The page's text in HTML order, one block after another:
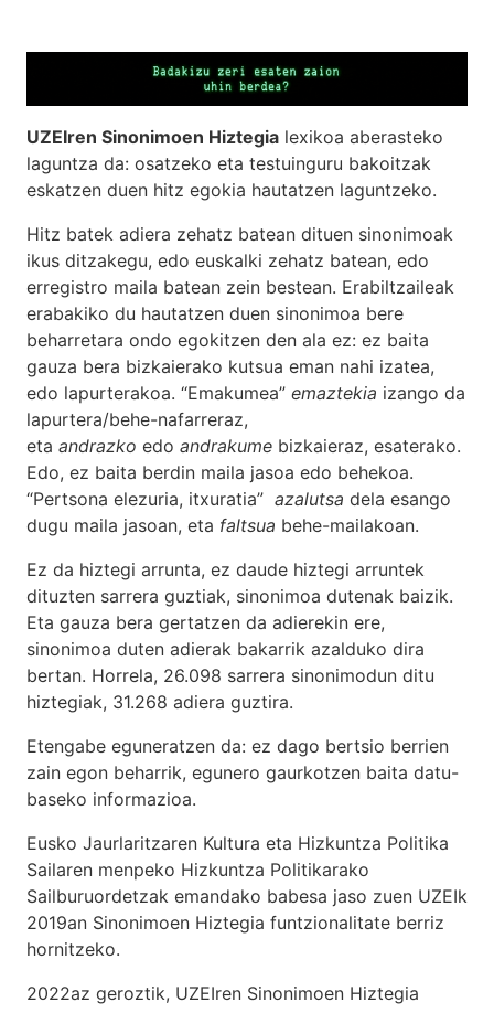
UZEIren Sinonimoen Hiztegia lexikoa aberasteko
laguntza da: osatzeko eta testuinguru bakoitzak
eskatzen duen hitz egokia hautatzen laguntzeko.
Hitz batek adiera zehatz batean dituen sinonimoak
ikus ditzakegu, edo euskalki zehatz batean, edo
erregistro maila batean zein bestean. Erabiltzaileak
erabakiko du hautatzen duen sinonimoa bere
beharretara ondo egokitzen den ala ez: ez baita
gauza bera bizkaierako kutsua eman nahi izatea,
edo lapurterakoa. “Emakumea” emaztekia izango da
lapurtera/behe-nafarreraz,
eta andrazko edo andrakume bizkaieraz, esaterako.
Edo, ez baita berdin maila jasoa edo behekoa.
“Pertsona elezuria, itxuratia” azalutsa dela esango
dugu maila jasoan, eta faltsua behe-mailakoan.
Ez da hiztegi arrunta, ez daude hiztegi arruntek
dituzten sarrera guztiak, sinonimoa dutenak baizik.
Eta gauza bera gertatzen da adierekin ere,
sinonimoa duten adierak bakarrik azalduko dira
bertan. Horrela, 26.098 sarrera sinonimodun ditu
hiztegiak, 31.268 adiera guztira.
Etengabe eguneratzen da: ez dago bertsio berrien
zain egon beharrik, egunero gaurkotzen baita datu-
baseko informazioa.
Eusko Jaurlaritzaren Kultura eta Hizkuntza Politika
Sailaren menpeko Hizkuntza Politikarako
Sailburuordetzak emandako babesa jaso zuen UZEIk
2019an Sinonimoen Hiztegia funtzionalitate berriz
hornitzeko.
2022az geroztik, UZEIren Sinonimoen Hiztegia